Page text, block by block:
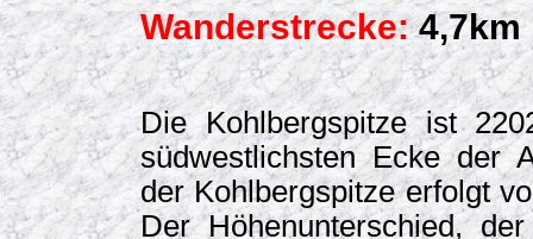
Wanderstrecke:4,7km
Die Kohlbergspitze ist
südwestlichsten Ecke der
der Kohlbergspitze erfolgt
Der Höhenunterschied,